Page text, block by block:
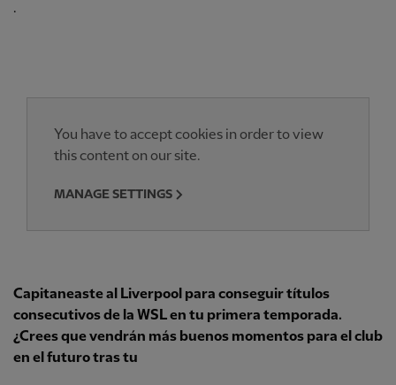
.
You have to accept cookies in order to view
this content on our site.
MANAGE SETTINGS
Capitaneaste al Liverpool para conseguir títulos
consecutivos de la WSL en tu primera temporada.
¿Crees que vendrán más buenos momentos para el club
en el futuro tras tu